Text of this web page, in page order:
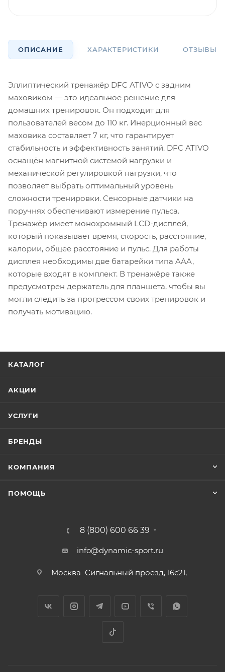
ОПИСАНИЕ ХАРАКТЕРИСТИКИ ОТЗЫВЫ
Эллиптический тренажёр DFC ATIVO с задним
маховиком — это идеальное решение для
домашних тренировок. Он подходит для
пользователей весом до 110 кг. Инерционный вес
маховика составляет 7 кг, что гарантирует
стабильность и эффективность занятий. DFC ATIVO
оснащён магнитной системой нагрузки и
механической регулировкой нагрузки, что
позволяет выбрать оптимальный уровень
сложности тренировки. Сенсорные датчики на
поручнях обеспечивают измерение пульса.
Тренажёр имеет монохромный LCD-дисплей,
который показывает время, скорость, расстояние,
калории, общее расстояние и пульс. Для работы
дисплея необходимы две батарейки типа AAA,
которые входят в комплект. В тренажёре также
предусмотрен держатель для планшета, чтобы вы
могли следить за прогрессом своих тренировок и
получать мотивацию.
КАТАЛОГ
АКЦИИ
УСЛУГИ
БРЕНДЫ
КОМПАНИЯ
ПОМОЩЬ
8 (800) 600 66 39
info@dynamic-sport.ru
Москва Сигнальный проезд, 16с21,